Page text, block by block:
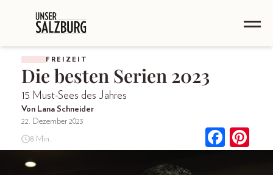
FREIZEIT
Die besten Serien 2023
15 Must-Sees des Jahres
Von Lana Schneider
22. Dezember 2023
8 Min.